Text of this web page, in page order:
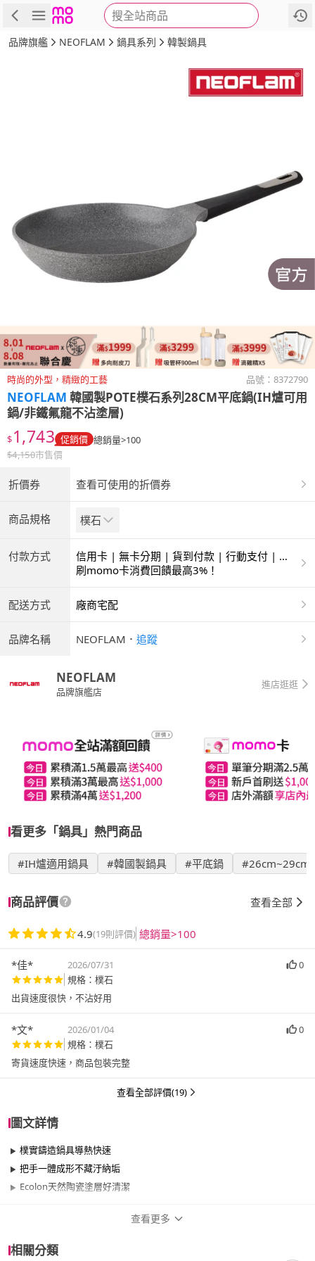
搜全站商品
商品 評價 詳情
品牌旗艦 NEOFLAM 鍋具系列 韓製鍋具
時尚的外型，精緻的工藝 品號： 8372790
NEOFLAM 韓國製POTE樸石系列28CM平底鍋(IH爐可用
鍋/非鐵氟龍不沾塗層)
$1,743 促銷價 總銷量>100
$4,150市售價
折價券 查看可使用的折價券
商品規格 樸石
付款方式
信用卡 | 無卡分期 | 貨到付款 | 行動支付 | 超
商付款 | ATM | 銀聯卡
刷momo卡消費回饋最高3%！
配送方式 廠商宅配
品牌名稱 NEOFLAM ． 追蹤
NEOFLAM
品牌旗艦店
進店逛逛
看更多「鍋具」熱門商品
#IH爐適用鍋具 #韓國製鍋具 #平底鍋 #26cm~29cm
商品評價 查看全部
4.9(19則評價) 總銷量>100
*佳* 2026/07/31
0
規格：樸石
出貨速度很快，不沾好用
*文* 2026/01/04
0
規格：樸石
寄貨速度快速，商品包裝完整
查看全部評價(19)
圖文詳情
樸實鑄造鍋具導熱快速
把手一體成形不藏汙納垢
Ecolon天然陶瓷塗層好清潔
查看更多
相關分類